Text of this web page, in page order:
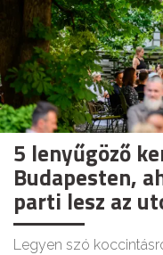
5 lenyűgöző
Budapesten,
parti lesz az
Legyen szó